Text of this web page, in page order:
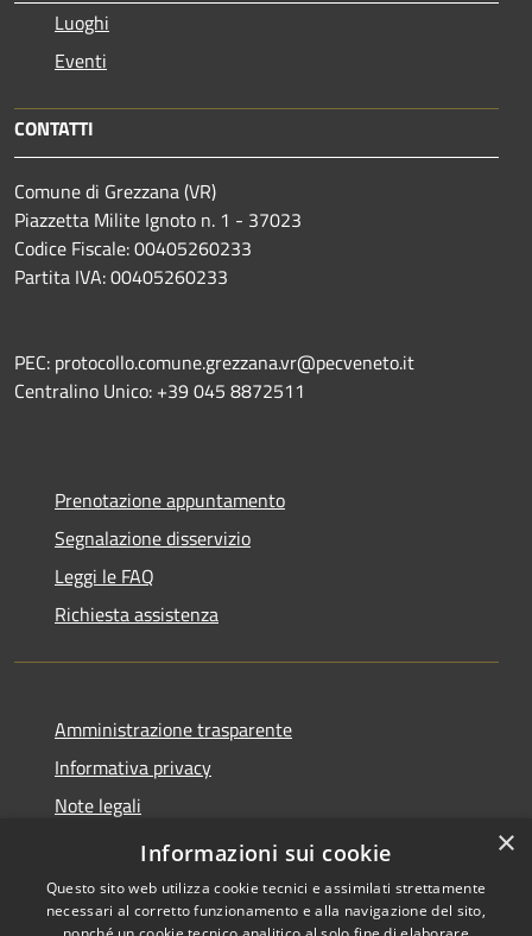
Luoghi
Eventi
CONTATTI
Comune di Grezzana (VR)
Piazzetta Milite Ignoto n. 1 - 37023
Codice Fiscale: 00405260233
Partita IVA: 00405260233
PEC: protocollo.comune.grezzana.vr@pecveneto.it
Centralino Unico: +39 045 8872511
Prenotazione appuntamento
Segnalazione disservizio
Leggi le FAQ
Richiesta assistenza
Amministrazione trasparente
Informativa privacy
Note legali
Dichiarazione di accessibilità
×
Informazioni sui cookie
Questo sito web utilizza cookie tecnici e assimilati strettamente
necessari al corretto funzionamento e alla navigazione del sito,